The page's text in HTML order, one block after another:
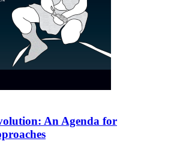
An Agenda for